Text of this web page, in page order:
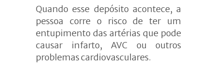
Quando esse depósito acontece, a
pessoa corre o risco de ter um
entupimento das artérias que pode
causar infarto, AVC ou outros
problemas cardiovasculares.